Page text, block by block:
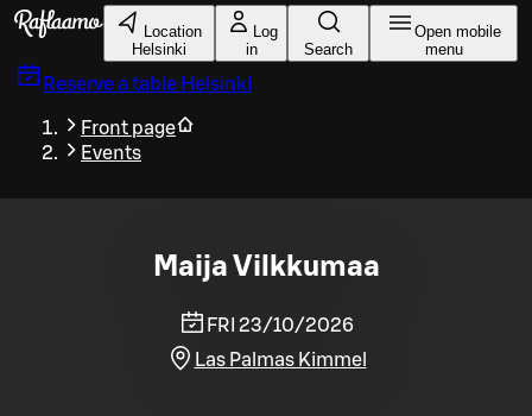
Skip to main content
Location
Helsinki
Log
in
Search
Open mobile
menu
Reserve a table Helsinki
Front page
Events
Maija Vilkkumaa
FRI 23/10/2026
Las Palmas Kimmel